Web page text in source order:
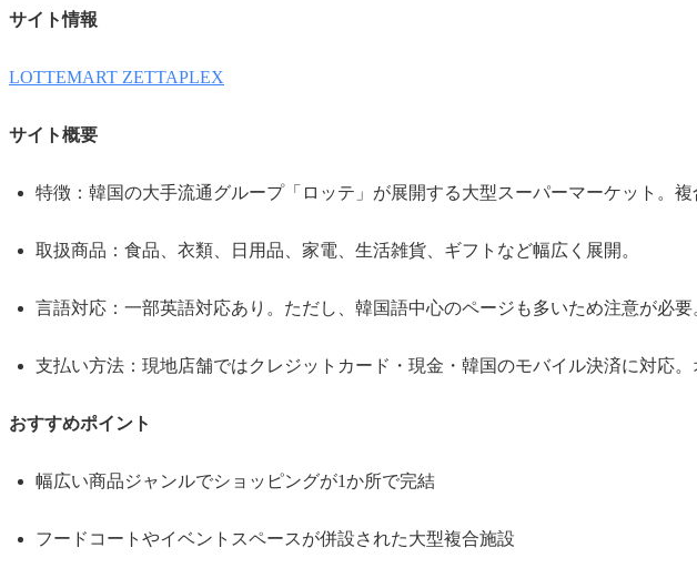
サイト情報
LOTTEMART ZETTAPLEX
サイト概要
特徴：韓国の大手流通グループ「ロッテ」が展開する大型スーパーマーケット。
取扱商品：食品、衣類、日用品、家電、生活雑貨、ギフトなど幅広く展開。
言語対応：一部英語対応あり。ただし、韓国語中心のページも多いため注意が必要
支払い方法：現地店舗ではクレジットカード・現金・韓国のモバイル決済に対応。
おすすめポイント
幅広い商品ジャンルでショッピングが1か所で完結
フードコートやイベントスペースが併設された大型複合施設